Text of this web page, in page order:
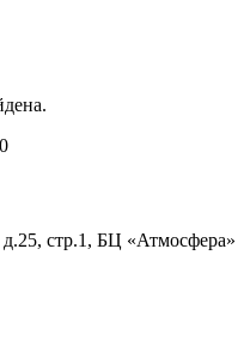
стр.1, БЦ «Атмосфера»